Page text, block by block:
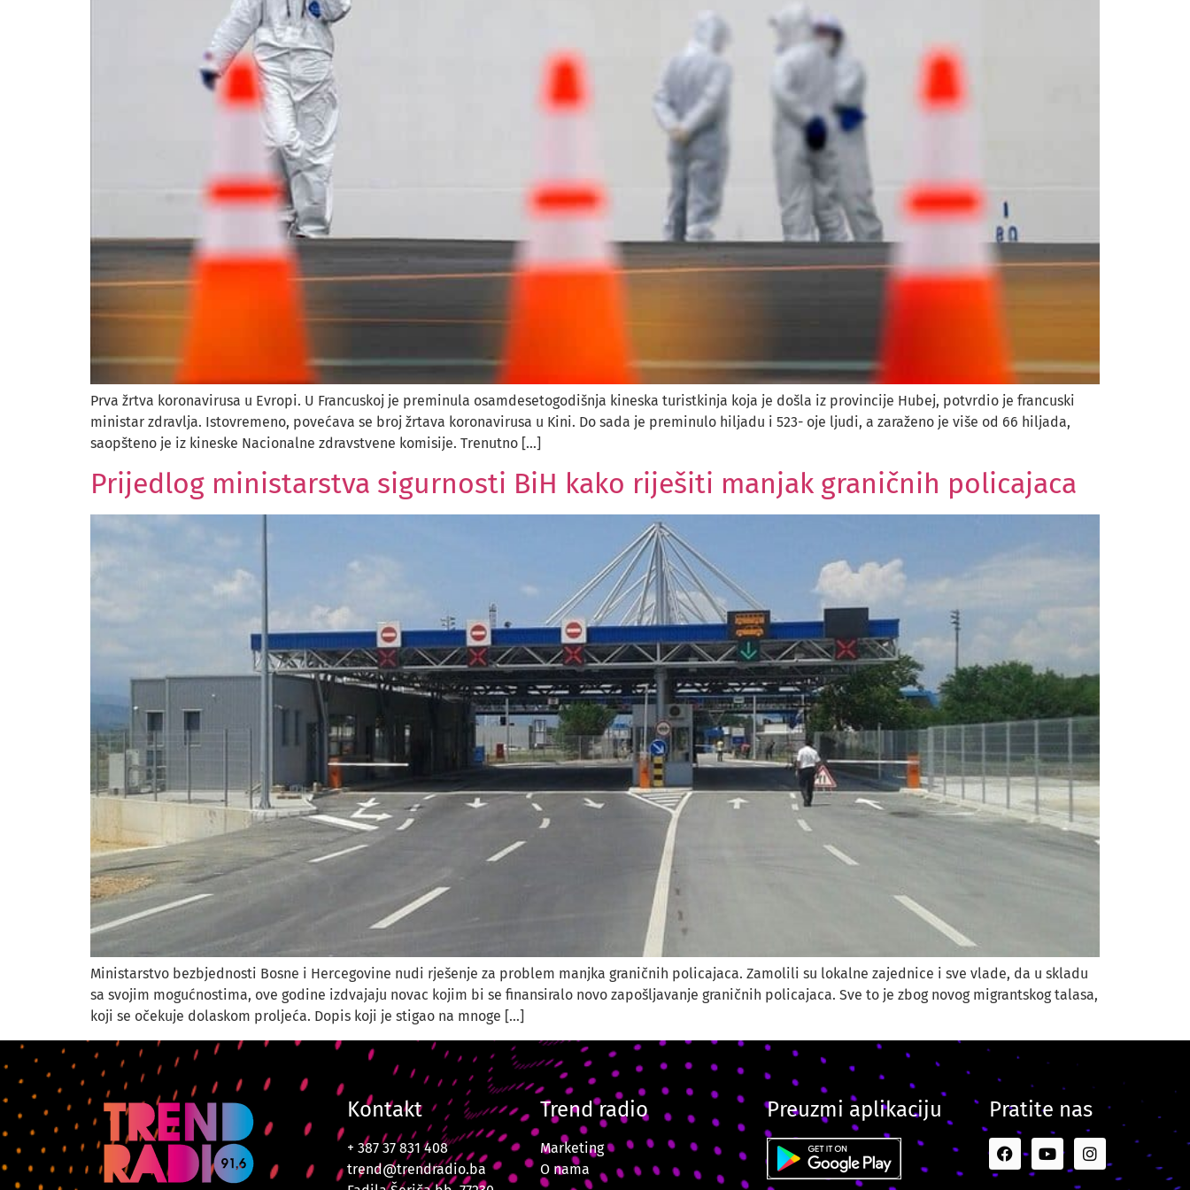
Prva žrtva koronavirusa u Evropi. U Francuskoj je preminula osamdesetogodišnja kineska turistkinja koja je došla iz provincije Hubej, potvrdio je francuski
ministar zdravlja. Istovremeno, povećava se broj žrtava koronavirusa u Kini. Do sada je preminulo hiljadu i 523- oje ljudi, a zaraženo je više od 66 hiljada,
saopšteno je iz kineske Nacionalne zdravstvene komisije. Trenutno […]
Prijedlog ministarstva sigurnosti BiH kako riješiti manjak graničnih policajaca
Ministarstvo bezbjednosti Bosne i Hercegovine nudi rješenje za problem manjka graničnih policajaca. Zamolili su lokalne zajednice i sve vlade, da u skladu
sa svojim mogućnostima, ove godine izdvajaju novac kojim bi se finansiralo novo zapošljavanje graničnih policajaca. Sve to je zbog novog migrantskog talasa,
koji se očekuje dolaskom proljeća. Dopis koji je stigao na mnoge […]
Kontakt
+ 387 37 831 408
trend@trendradio.ba
Trend radio
Marketing
O nama
Preuzmi aplikaciju Pratite nas